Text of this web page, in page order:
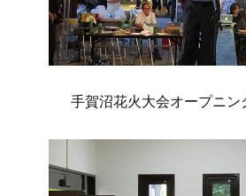
手賀沼花火大会オープニン